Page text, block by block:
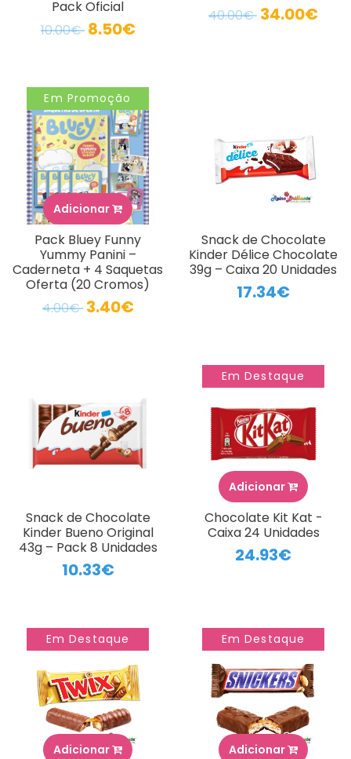
Pack Oficial
10.00€ 8.50€
40.00€ 34.00€
Em Promoção
Adicionar
Pack Bluey Funny
Yummy Panini –
Caderneta + 4 Saquetas
Oferta (20 Cromos)
4.00€ 3.40€
Snack de Chocolate
Kinder Délice Chocolate
39g – Caixa 20 Unidades
17.34€
Snack de Chocolate
Kinder Bueno Original
43g – Pack 8 Unidades
10.33€
Em Destaque
Adicionar
Chocolate Kit Kat -
Caixa 24 Unidades
24.93€
Em Destaque
Adicionar
Em Destaque
Adicionar